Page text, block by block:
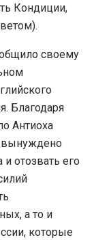
Кондиции,
своему
Благодаря
Антиоха
вынуждено
отозвать его
а то и
которые